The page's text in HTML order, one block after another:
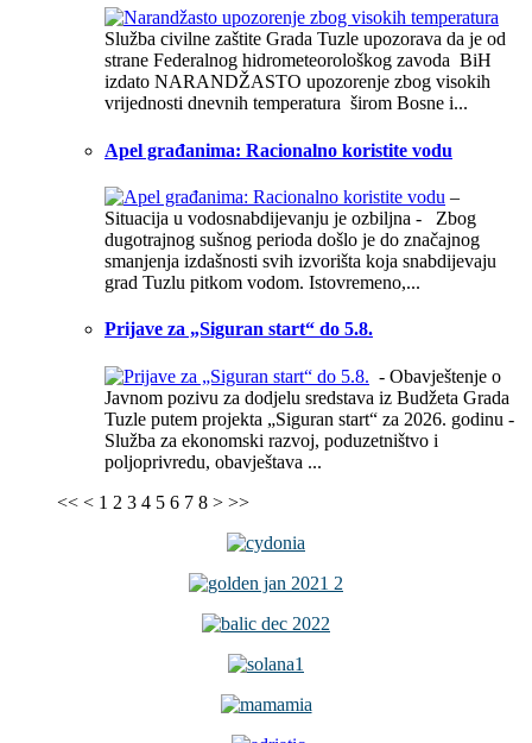
Služba civilne zaštite Grada Tuzle upozorava da je od
strane Federalnog hidrometeorološkog zavoda BiH
izdato NARANDŽASTO upozorenje zbog visokih
vrijednosti dnevnih temperatura širom Bosne i...
Apel građanima: Racionalno koristite vodu
–
Situacija u vodosnabdijevanju je ozbiljna - Zbog
dugotrajnog sušnog perioda došlo je do značajnog
smanjenja izdašnosti svih izvorišta koja snabdijevaju
grad Tuzlu pitkom vodom. Istovremeno,...
Prijave za „Siguran start“ do 5.8.
- Obavještenje o
Javnom pozivu za dodjelu sredstava iz Budžeta Grada
Tuzle putem projekta „Siguran start“ za 2026. godinu -
Služba za ekonomski razvoj, poduzetništvo i
poljoprivredu, obavještava ...
<< < 1 2 3 4 5 6 7 8 > >>